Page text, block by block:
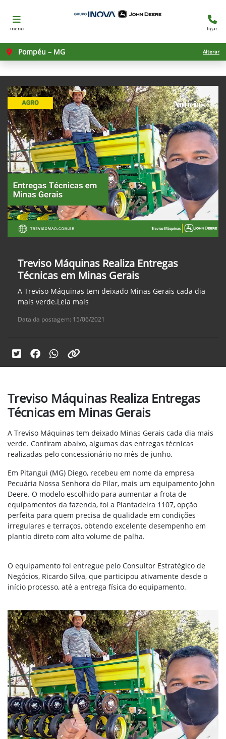
menu ligar
Pompéu – MG Alterar
Treviso Máquinas Realiza Entregas
Técnicas em Minas Gerais
A Treviso Máquinas tem deixado Minas Gerais cada dia
mais verde.Leia mais
Data da postagem: 15/06/2021
Treviso Máquinas Realiza Entregas
Técnicas em Minas Gerais
A Treviso Máquinas tem deixado Minas Gerais cada dia mais
verde. Confiram abaixo, algumas das entregas técnicas
realizadas pelo concessionário no mês de junho.
Em Pitangui (MG) Diego, recebeu em nome da empresa
Pecuária Nossa Senhora do Pilar, mais um equipamento John
Deere. O modelo escolhido para aumentar a frota de
equipamentos da fazenda, foi a Plantadeira 1107, opção
perfeita para quem precisa de qualidade em condições
irregulares e terraços, obtendo excelente desempenho em
plantio direto com alto volume de palha.
O equipamento foi entregue pelo Consultor Estratégico de
Negócios, Ricardo Silva, que participou ativamente desde o
início processo, até a entrega física do equipamento.